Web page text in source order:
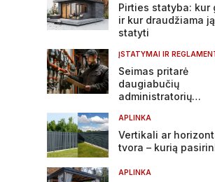
Pirties statyba: kur
ir kur draudžiama ją
statyti
ĮSTATYMAI IR
Seimas pritarė
daugiabučių
administratorių
APLINKA
Vertikali ar
tvora – kurią
APLINKA